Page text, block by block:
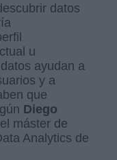
datos
u
ayudan a
y a
que
Diego
máster de
Analytics de